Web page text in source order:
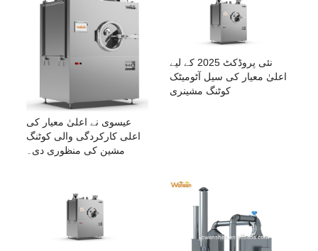
عیسوی نے اعلیٰ معیار کی
اعلی کارکردگی والی کوٹنگ
مشین کی منظوری دی۔
نئی پروڈکٹ 2025 کے لیے
اعلیٰ معیار کی سیل آٹومیٹک
کوٹنگ مشینری